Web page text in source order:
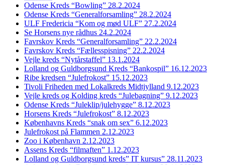
Odense Kreds “Bowling” 28.2.2024
Odense Kreds “Generalforsamling” 28.2.2024
ULF Fredericia “Kom og mød ULF” 27.2.2024
Se Horsens nye rådhus 24.2.2024
Favrskov Kreds “Generalforsamling” 22.2.2024
Favrskov Kreds “Fællesspisning” 22.2.2024
Vejle kreds “Nytårstaffel” 13.1.2024
Lolland og Guldborgsund Kreds “Bankospil” 16.12.2023
Ribe kredsen “Julefrokost” 15.12.2023
Tivoli Friheden med Lokalkreds Midtjylland 9.12.2023
Vejle kreds og Kolding kreds “Julebagning” 9.12.2023
Odense Kreds “Juleklip/julehygge” 8.12.2023
Horsens Kreds “Julefrokost” 8.12.2023
Københavns Kreds “snak om sex” 6.12.2023
Julefrokost på Flammen 2.12.2023
Zoo i København 2.12.2023
Assens Kreds “filmaften” 1.12.2023
Lolland og Guldborgsund kreds” IT kursus” 28.11.2023